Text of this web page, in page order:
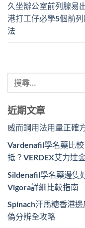
久坐辦公室前列腺易
港打工仔必學5個前
法
近期文章
威而鋼用法用量正確
Vardenafil學名藥比
抵？VERDEX艾力達
Sildenafil學名藥邊隻
Vigora詳細比較指南
Spinach汗馬糖香港
偽分辨全攻略